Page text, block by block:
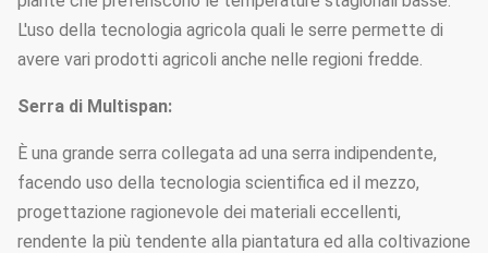
L'uso della tecnologia agricola quali le serre permette di
avere vari prodotti agricoli anche nelle regioni fredde.
Serra di Multispan:
È una grande serra collegata ad una serra indipendente,
facendo uso della tecnologia scientifica ed il mezzo,
progettazione ragionevole dei materiali eccellenti,
rendente la più tendente alla piantatura ed alla coltivazione